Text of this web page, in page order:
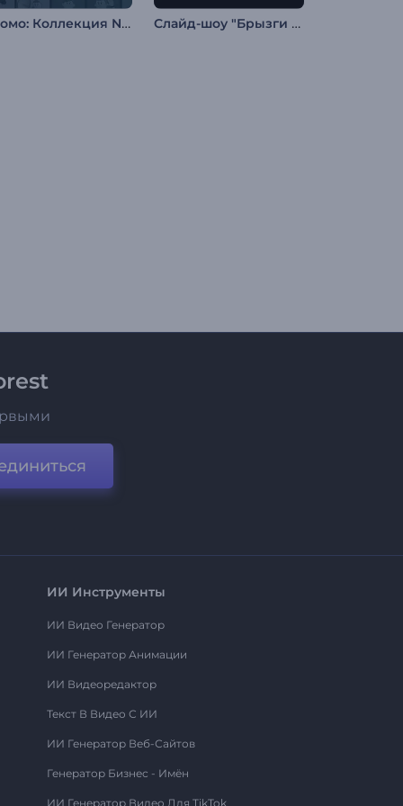
Промо: Коллекция NFT Слайд-шоу "Брызги чернил"
ИИ Инструменты
ИИ Видео Генератор
ИИ Генератор Анимации
ИИ Видеоредактор
Текст В Видео С ИИ
ИИ Генератор Веб-Сайтов
Генератор Бизнес - Имён
ИИ Генератор Видео Для TikTok